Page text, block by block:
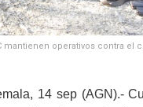
mantienen operativos contra el
14 sep (AGN).-